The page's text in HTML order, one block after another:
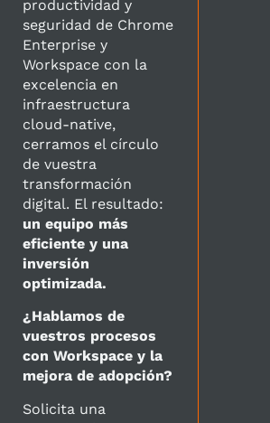
productividad y
seguridad de Chrome
Enterprise y
Workspace con la
excelencia en
infraestructura
cloud-native,
cerramos el círculo
de vuestra
transformación
digital. El resultado:
un equipo más
eficiente y una
inversión
optimizada.
¿Hablamos de
vuestros procesos
con Workspace y la
mejora de adopción?
Solicita una